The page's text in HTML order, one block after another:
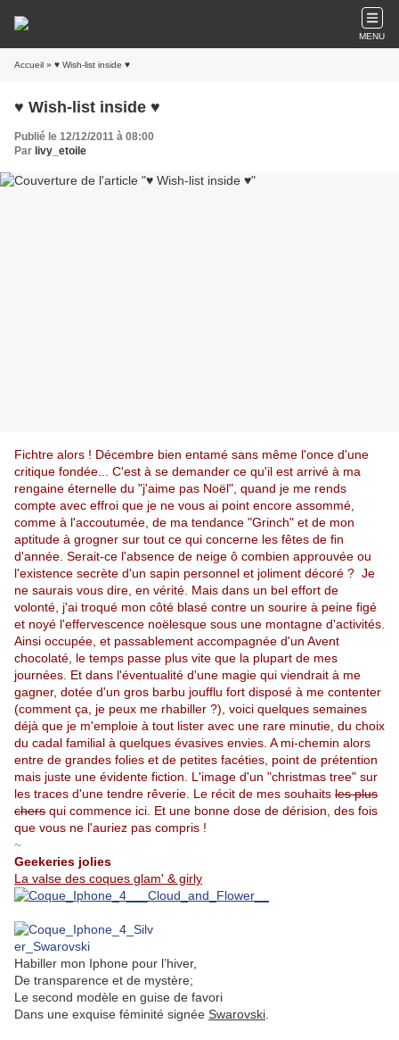
MENU
Accueil » ♥ Wish-list inside ♥
♥ Wish-list inside ♥
Publié le 12/12/2011 à 08:00
Par livy_etoile
Fichtre alors ! Décembre bien entamé sans même l'once d'une
critique fondée... C'est à se demander ce qu'il est arrivé à ma
rengaine éternelle du "j'aime pas Noël", quand je me rends
compte avec effroi que je ne vous ai point encore assommé,
comme à l'accoutumée, de ma tendance "Grinch" et de mon
aptitude à grogner sur tout ce qui concerne les fêtes de fin
d'année. Serait-ce l'absence de neige ô combien approuvée ou
l'existence secrète d'un sapin personnel et joliment décoré ? Je
ne saurais vous dire, en vérité. Mais dans un bel effort de
volonté, j'ai troqué mon côté blasé contre un sourire à peine figé
et noyé l'effervescence noëlesque sous une montagne d'activités.
Ainsi occupée, et passablement accompagnée d'un Avent
chocolaté, le temps passe plus vite que la plupart de mes
journées. Et dans l'éventualité d'une magie qui viendrait à me
gagner, dotée d'un gros barbu joufflu fort disposé à me contenter
(comment ça, je peux me rhabiller ?), voici quelques semaines
déjà que je m'emploie à tout lister avec une rare minutie, du choix
du cadal familial à quelques évasives envies. A mi-chemin alors
entre de grandes folies et de petites facéties, point de prétention
mais juste une évidente fiction. L'image d'un "christmas tree" sur
les traces d'une tendre rêverie. Le récit de mes souhaits les plus
chers qui commence ici. Et une bonne dose de dérision, des fois
que vous ne l'auriez pas compris !
~
Geekeries jolies
La valse des coques glam' & girly
Habiller mon Iphone pour l’hiver,
De transparence et de mystère;
Le second modèle en guise de favori
Dans une exquise féminité signée Swarovski